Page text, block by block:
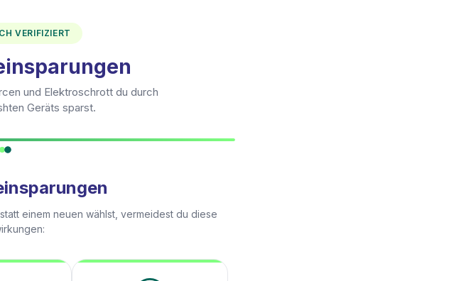
VERIFIZIERT
und Elektroschrott du durch
Geräts sparst.
statt einem neuen wählst, vermeidest du diese